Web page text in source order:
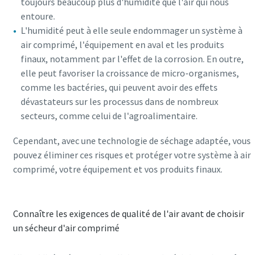
entoure.
L'humidité peut à elle seule endommager un système à
air comprimé, l'équipement en aval et les produits
finaux, notamment par l'effet de la corrosion. En outre,
elle peut favoriser la croissance de micro-organismes,
comme les bactéries, qui peuvent avoir des effets
dévastateurs sur les processus dans de nombreux
secteurs, comme celui de l'agroalimentaire.
Cependant, avec une technologie de séchage adaptée, vous
pouvez éliminer ces risques et protéger votre système à air
comprimé, votre équipement et vos produits finaux.
Connaître les exigences de qualité de l'air avant de choisir
un sécheur d'air comprimé